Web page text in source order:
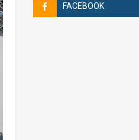
FACEBOOK